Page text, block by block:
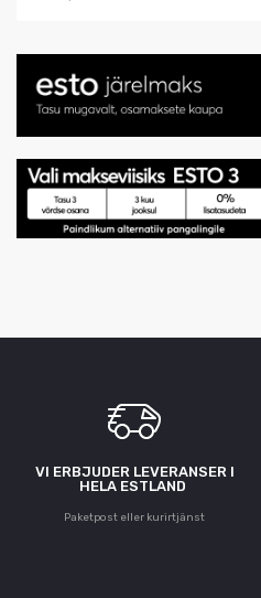
VI ERBJUDER LEVERANSER I
HELA ESTLAND
Paketpost eller kurirtjänst